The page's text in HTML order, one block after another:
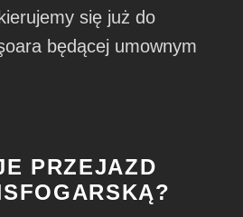
się już do
będącej umownym
PRZEJAZD